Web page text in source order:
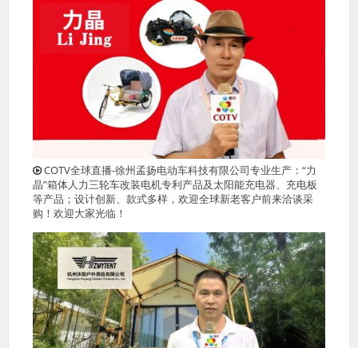
COTV全球直播-徐州孟扬电动车科技有限公司专业生产：“力
晶”箱体人力三轮车改装电机专利产品及太阳能充电器、充电板
等产品；设计创新、款式多样，欢迎全球新老客户前来洽谈采
购！欢迎大家光临！